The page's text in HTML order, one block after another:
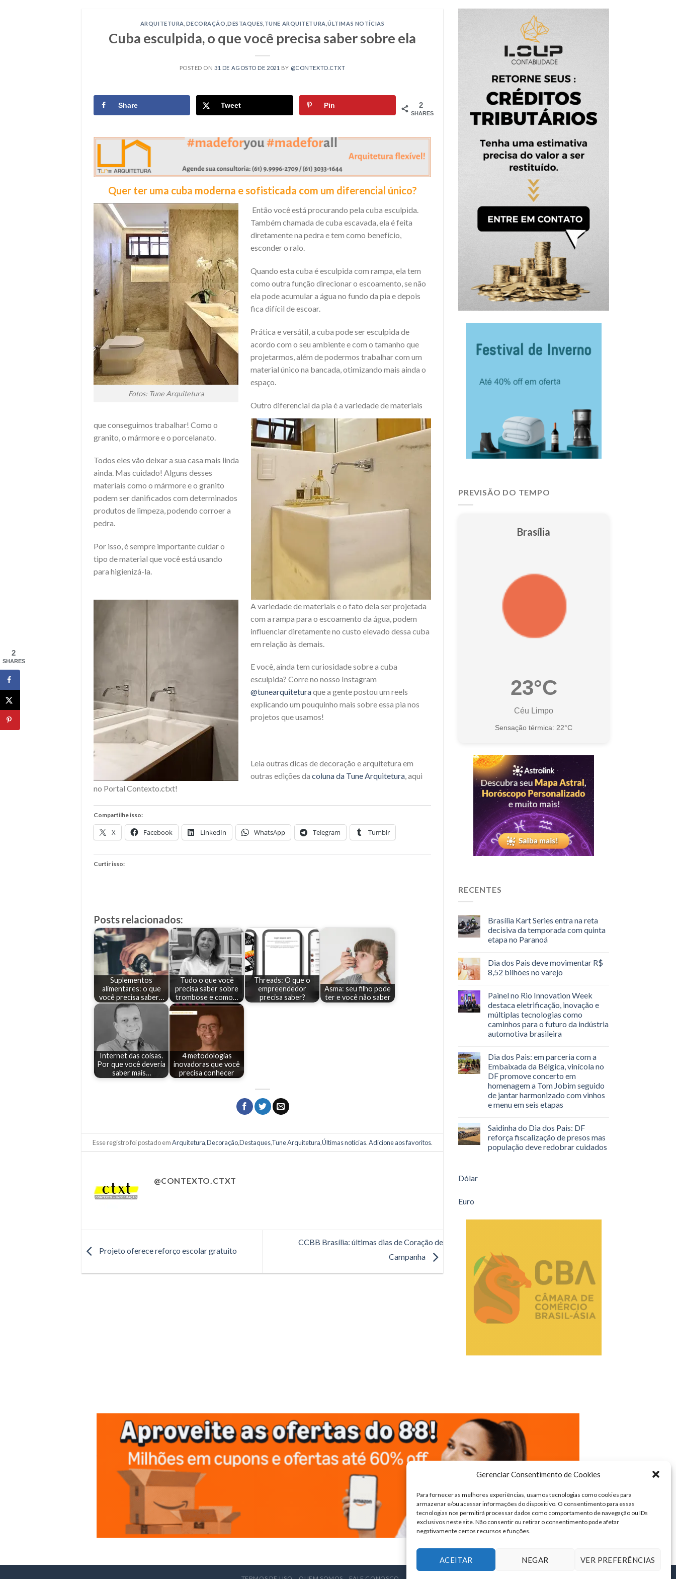
Gerenciar Consentimento de Cookies
Para fornecer as melhores experiências, usamos tecnologias como cookies para
armazenar e/ou acessar informações do dispositivo. O consentimento para essas
tecnologias nos permitirá processar dados como comportamento de navegação ou IDs
exclusivos neste site. Não consentir ou retirar o consentimento pode afetar
negativamente certos recursos e funções.
ACEITAR NEGAR VER PREFERÊNCIAS
ARQUITETURA DECORAÇÃO ,DESTAQUES TUNE ARQUITETURA ,ÚLTIMAS NOTÍCIAS
Cuba esculpida, o que você precisa saber sobre ela
POSTED ON31 DE AGOSTO DE 2021 BY @CONTEXTO.CTXT
2
SHARES
Share Tweet Pin
Quer ter uma cuba moderna e sofisticada com um diferencial único?
Fotos: Tune Arquitetura
Então você está procurando pela cuba esculpida.
Também chamada de cuba escavada, ela é feita
diretamente na pedra e tem como benefício,
esconder o ralo.
Quando esta cuba é esculpida com rampa, ela tem
como outra função direcionar o escoamento,se não
ela pode acumular a água no fundo da pia e depois
fica difícil de escoar.
Prática e versátil, a cuba pode ser esculpida de
acordo com o seu ambiente e com o tamanho que
projetarmos, além de podermos trabalhar com um
material único na bancada, otimizando mais ainda o
espaço.
Outro diferencial da pia é a variedade de materiais
que conseguimos trabalhar! Como o
granito, o mármore e o porcelanato.
Todos eles vão deixar a sua casa mais linda
ainda. Mas cuidado! Alguns desses
materiais como o mármore e o granito
podem ser danificados com determinados
produtos de limpeza, podendo corroer a
pedra.
Por isso, é sempre importante cuidar o
tipo de material que você está usando
para higienizá-la.
A variedade de materiais e o fato dela ser projetada
com a rampa para o escoamento da água, podem
influenciar diretamente no custo elevado dessa cuba
em relação às demais.
E você, ainda tem curiosidade sobre a cuba
esculpida? Corre no nosso Instagram
@tunearquiteturaque a gente postou um reels
explicando um pouquinho mais sobre essa pia nos
projetos que usamos!
Leia outras dicas de decoração e arquitetura em
outras edições da coluna da Tune Arquitetura, aqui
no Portal Contexto.ctxt!
Compartilhe isso:
X Facebook LinkedIn WhatsApp Telegram Tumblr
Curtir isso:
Posts relacionados:
Suplementos
alimentares: o que
você precisa saber…
Tudo o que você
precisa saber sobre
trombose e como…
Threads: O que o
empreendedor
precisa saber?
Asma: seu filho pode
ter e você não saber
Internet das coisas.
Por que você deveria
saber mais…
4 metodologias
inovadoras que você
precisa conhecer
Esse registro foi postado emArquitetura,Decoração,Destaques,Tune Arquitetura,Últimas notícias.Adicione aos favoritos.
@CONTEXTO.CTXT
Projeto oferece reforço escolar gratuito
CCBB Brasília: últimas dias de Coração de
Campanha
PREVISÃO DO TEMPO
Brasília
23°C
Céu Limpo
Sensação térmica: 22°C
RECENTES
Brasília Kart Series entra na reta
decisiva da temporada com quinta
etapa no Paranoá
Dia dos Pais deve movimentar R$
8,52 bilhões no varejo
Painel no Rio Innovation Week
destaca eletrificação, inovação e
múltiplas tecnologias como
caminhos para o futuro da indústria
automotiva brasileira
Dia dos Pais: em parceria com a
Embaixada da Bélgica, vinícola no
DF promove concerto em
homenagem a Tom Jobim seguido
de jantar harmonizado com vinhos
e menu em seis etapas
Saidinha do Dia dos Pais: DF
reforça fiscalização de presos mas
população deve redobrar cuidados
Dólar
Euro
2
SHARES